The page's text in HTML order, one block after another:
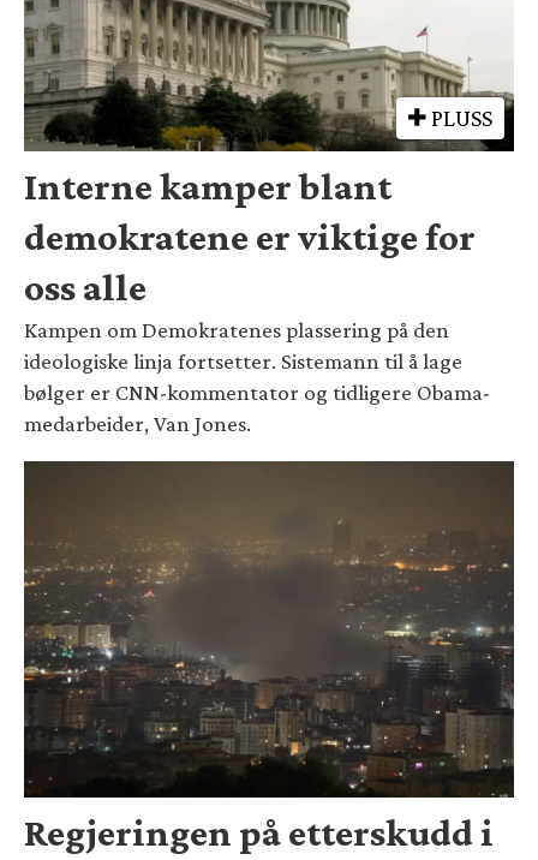
PLUSS
Interne kamper blant
demokratene er viktige for
oss alle
Kampen om Demokratenes plassering på den
ideologiske linja fortsetter. Sistemann til å lage
bølger er CNN-kommentator og tidligere Obama-
medarbeider, Van Jones.
Regjeringen på etterskudd i